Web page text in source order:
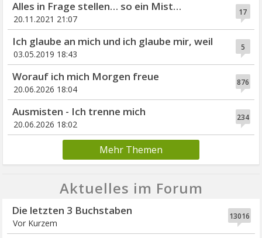
17
Alles in Frage stellen… so ein Mist…
20.11.2021 21:07
5
Ich glaube an mich und ich glaube mir, weil
03.05.2019 18:43
876
Worauf ich mich Morgen freue
20.06.2026 18:04
234
Ausmisten - Ich trenne mich
20.06.2026 18:02
Mehr Themen
Aktuelles im Forum
13016
Die letzten 3 Buchstaben
Vor Kurzem